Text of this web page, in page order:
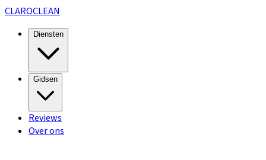
CLAROCLEAN
Diensten
Gidsen
Reviews
Over ons